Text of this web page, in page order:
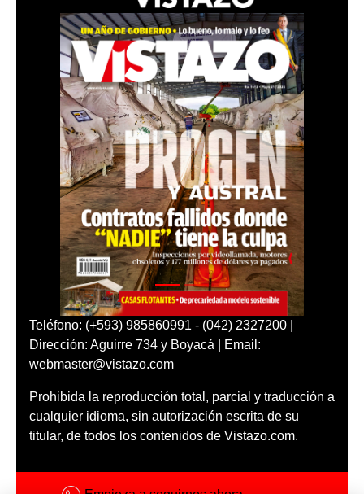
Teléfono: (+593) 985860991 - (042) 2327200 |
Dirección: Aguirre 734 y Boyacá | Email:
webmaster@vistazo.com
Prohibida la reproducción total, parcial y traducción a
cualquier idioma, sin autorización escrita de su
titular, de todos los contenidos de Vistazo.com.